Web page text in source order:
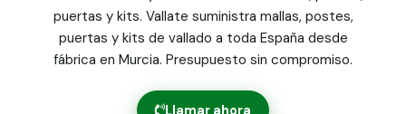
Panel malla H.
Poste malla Hércules
Poste malla simple torsión
Alambre de espino galvanizado
Alambre liso galvanizado
Malla ocultación 70 g/m² verde
puertas y kits. Vallate suministra mallas, postes,
puertas y kits de vallado a toda España desde
fábrica en Murcia. Presupuesto sin compromiso.
Llamar ahora